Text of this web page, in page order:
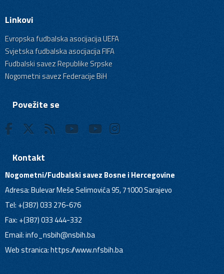
Linkovi
Evropska fudbalska asocijacija UEFA
Svjetska fudbalska asocijacija FIFA
Fudbalski savez Republike Srpske
Nogometni savez Federacije BiH
Povežite se
Kontakt
Nogometni/Fudbalski savez Bosne i Hercegovine
Adresa: Bulevar Meše Selimovića 95, 71000 Sarajevo
Tel: +(387) 033 276-676
Fax: +(387) 033 444-332
Email:info_nsbih@nsbih.ba
Web stranica: https://www.nfsbih.ba